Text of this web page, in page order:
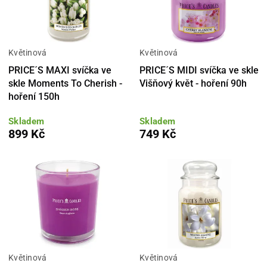
Květinová
PRICE´S MAXI svíčka ve
skle Moments To Cherish -
hoření 150h
Skladem
899 Kč
Květinová
PRICE´S MIDI svíčka ve skle
Višňový květ - hoření 90h
Skladem
749 Kč
Květinová Květinová